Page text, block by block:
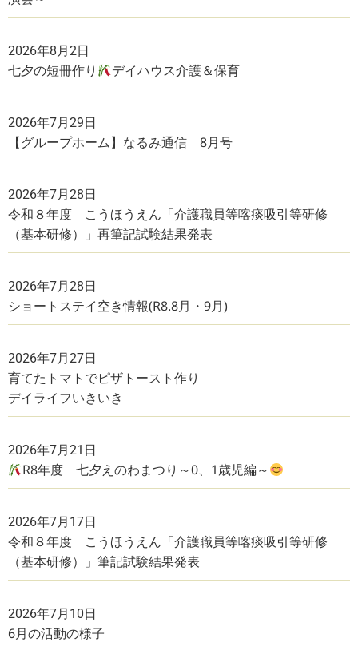
2026年8月2日
七夕の短冊作り デイハウス介護＆保育
2026年7月29日
【グループホーム】なるみ通信 8月号
2026年7月28日
令和８年度 こうほうえん「介護職員等喀痰吸引等研修
（基本研修）」再筆記試験結果発表
2026年7月28日
ショートステイ空き情報(R8.8月・9月)
2026年7月27日
育てたトマトでピザトースト作り
デイライフいきいき
2026年7月21日
R8年度 七夕えのわまつり～0、1歳児編～
2026年7月17日
令和８年度 こうほうえん「介護職員等喀痰吸引等研修
（基本研修）」筆記試験結果発表
2026年7月10日
6月の活動の様子